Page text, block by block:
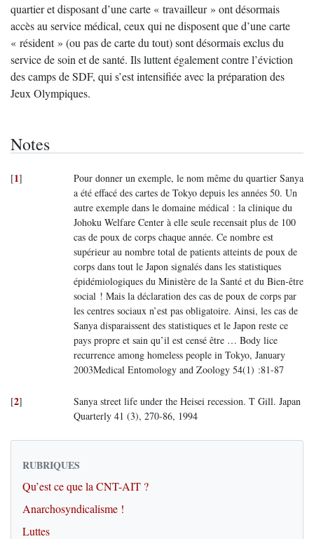
quartier et disposant d’une carte « travailleur » ont désormais
accès au service médical, ceux qui ne disposent que d’une carte
« résident » (ou pas de carte du tout) sont désormais exclus du
service de soin et de santé. Ils luttent également contre l’éviction
des camps de SDF, qui s’est intensifiée avec la préparation des
Jeux Olympiques.
Notes
[1]
Pour donner un exemple, le nom même du quartier Sanya
a été effacé des cartes de Tokyo depuis les années 50. Un
autre exemple dans le domaine médical : la clinique du
Johoku Welfare Center à elle seule recensait plus de 100
cas de poux de corps chaque année. Ce nombre est
supérieur au nombre total de patients atteints de poux de
corps dans tout le Japon signalés dans les statistiques
épidémiologiques du Ministère de la Santé et du Bien-être
social ! Mais la déclaration des cas de poux de corps par
les centres sociaux n’est pas obligatoire. Ainsi, les cas de
Sanya disparaissent des statistiques et le Japon reste ce
pays propre et sain qu’il est censé être … Body lice
recurrence among homeless people in Tokyo, January
2003Medical Entomology and Zoology 54(1) :81-87
[2]
Sanya street life under the Heisei recession. T Gill. Japan
Quarterly 41 (3), 270-86, 1994
RUBRIQUES
Qu’est ce que la CNT-AIT ?
Anarchosyndicalisme !
Luttes